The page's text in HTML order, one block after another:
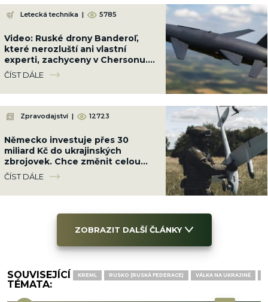
Letecká technika | 5785
Video: Ruské drony Banderoľ,
které nerozluští ani vlastní
experti, zachyceny v Chersonu.
Ukrajinci se proti ni neumí bránit
ČÍST DÁLE
Zpravodajství | 12723
Německo investuje přes 30
miliard Kč do ukrajinských
zbrojovek. Chce změnit celou
válku a srazit Rusko na kolena
ČÍST DÁLE
ZOBRAZIT DALŠÍ ČLÁNKY
SOUVISEJÍCÍ
TÉMATA:
KREML RUSKO (RUSKÁ FEDERACE) VÁLKA NA UKRAJINĚ